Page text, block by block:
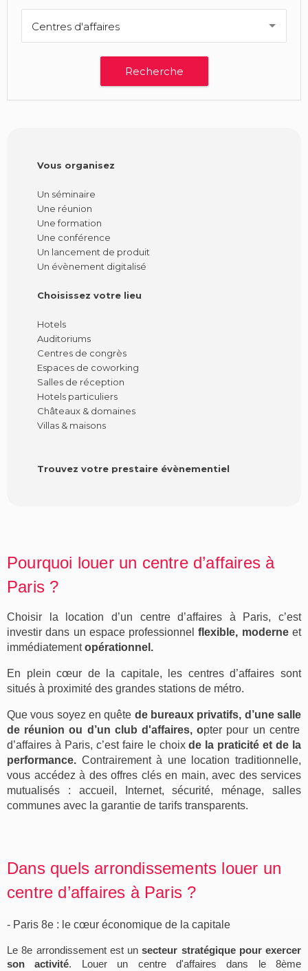
Centres d'affaires
Vous organisez
Un séminaire
Une réunion
Une formation
Une conférence
Un lancement de produit
Un évènement digitalisé
Choisissez votre lieu
Hotels
Auditoriums
Centres de congrès
Espaces de coworking
Salles de réception
Hotels particuliers
Châteaux & domaines
Villas & maisons
Trouvez votre prestaire évènementiel
Pourquoi louer un centre d’affaires à
Paris ?
Choisir la location d’un centre d’affaires à Paris, c’est
investir dans un espace professionnelflexible, moderneet
immédiatementopérationnel.
En pleincœur de la capitale, les centres d’affaires sont
situés à proximité des grandes stations de métro.
Que vous soyez en quête de bureaux privatifs, d’unesalle
de réunion ou d’un club d'affaires, opter pour un centre
d’affaires à Paris, c’est faire le choix de la praticité et de la
performance. Contrairement à une location traditionnelle,
vous accédez à des offres clés en main, avec des services
mutualisés : accueil , Internet, sécurité, ménage,salles
communes avec la garantie de tarifs transparents.
Dans quels arrondissements louer un
centre d’affaires à Paris ?
- Paris 8e : le cœur économique de la capitale
Le8e arrondissementest un secteur stratégique pour exercer
son activité. Louer un centre d'affaires
dans le 8ème